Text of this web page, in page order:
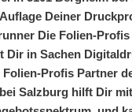
Deiner
Die Folien-
Dir in Sachen
Profis Partner
Salzburg hilft Dir